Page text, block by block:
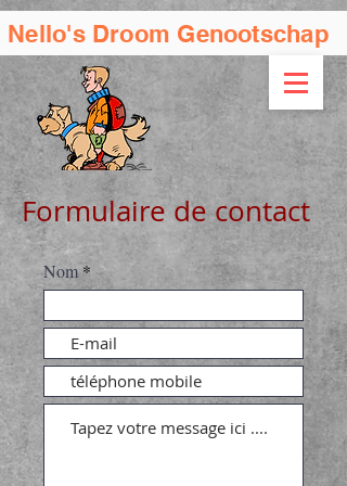
Nello's Droom Genootschap
Formulaire de contact
Nom